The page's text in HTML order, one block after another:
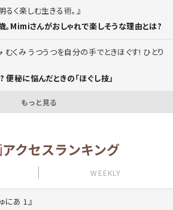
く楽しむ生きる術。
。Mimiさんがおしゃれで楽しそうな理由とは?
むくみ うつうつを自分の手でときほぐす! ひとり
便秘に悩んだときの「ほぐし技」
もっと見る
アクセスランキング
WEEKLY
にあ 1